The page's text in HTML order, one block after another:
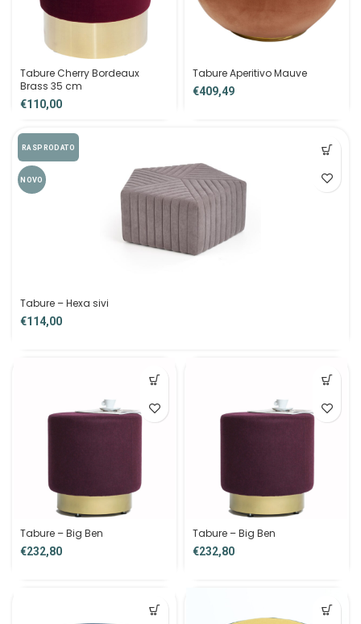
Tabure Cherry Bordeaux
Brass 35 cm
€
Tabure Aperitivo Mauve
€
RASPRODATO
NOVO
Tabure – Hexa sivi
€
Tabure – Big Ben
€
Tabure – Big Ben
€